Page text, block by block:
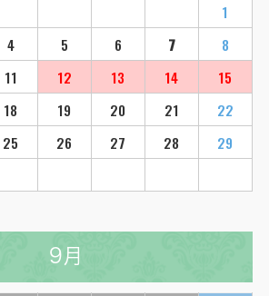
1
4 5 6 7
8
11 12 13 14
15
18 19 20 21
22
25 26 27 28
29
9月